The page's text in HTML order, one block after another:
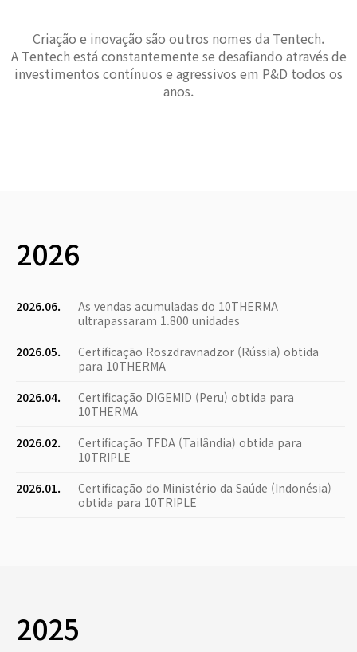
Criação e inovação são outros nomes da Tentech.
A Tentech está constantemente se desafiando através de
investimentos contínuos e agressivos em P&D todos os
anos.
2026
2026.06.
As vendas acumuladas do 10THERMA
ultrapassaram 1.800 unidades
2026.05.
Certificação Roszdravnadzor (Rússia) obtida
para 10THERMA
2026.04.
Certificação DIGEMID (Peru) obtida para
10THERMA
2026.02.
Certificação TFDA (Tailândia) obtida para
10TRIPLE
2026.01.
Certificação do Ministério da Saúde (Indonésia)
obtida para 10TRIPLE
2025